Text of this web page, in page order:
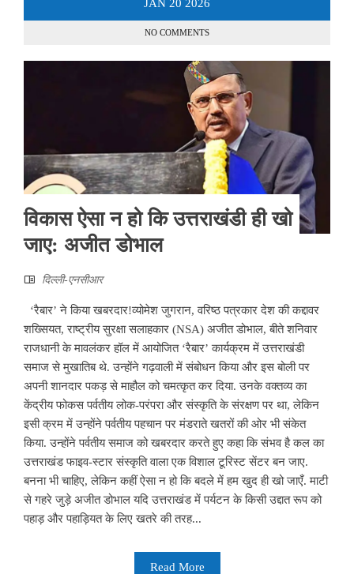
JAN 20 2026
NO COMMENTS
विकास ऐसा न हो कि उत्तराखंडी ही खो
जाए: अजीत डोभाल
दिल्ली-एनसीआर
‘रैबार’ ने किया खबरदार!व्योमेश जुगरान, वरिष्ठ पत्रकार देश की कद्दावर
शख्सियत, राष्ट्रीय सुरक्षा सलाहकार (NSA) अजीत डोभाल, बीते शनिवार
राजधानी के मावलंकर हॉल में आयोजित ‘रैबार’ कार्यक्रम में उत्तराखंडी
समाज से मुखातिब थे. उन्होंने गढ़वाली में संबोधन किया और इस बोली पर
अपनी शानदार पकड़ से माहौल को चमत्कृत कर दिया. उनके वक्तव्य का
केंद्रीय फोकस पर्वतीय लोक-परंपरा और संस्कृति के संरक्षण पर था, लेकिन
इसी क्रम में उन्होंने पर्वतीय पहचान पर मंडराते खतरों की ओर भी संकेत
किया. उन्होंने पर्वतीय समाज को खबरदार करते हुए कहा कि संभव है कल का
उत्तराखंड फाइव-स्टार संस्कृति वाला एक विशाल टूरिस्ट सेंटर बन जाए.
बनना भी चाहिए, लेकिन कहीं ऐसा न हो कि बदले में हम खुद ही खो जाएँ. माटी
से गहरे जुड़े अजीत डोभाल यदि उत्तराखंड में पर्यटन के किसी उद्दात रूप को
पहाड़ और पहाड़ियत के लिए खतरे की तरह...
Read More